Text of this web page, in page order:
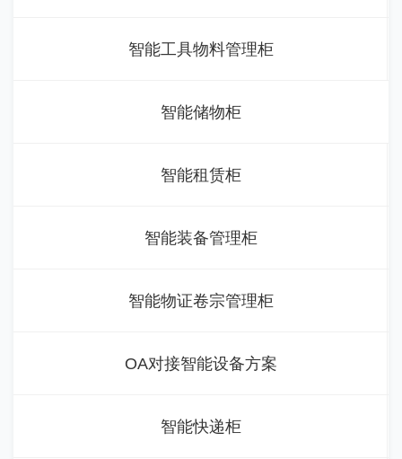
智能工具物料管理柜
智能储物柜
智能租赁柜
智能装备管理柜
智能物证卷宗管理柜
OA对接智能设备方案
智能快递柜